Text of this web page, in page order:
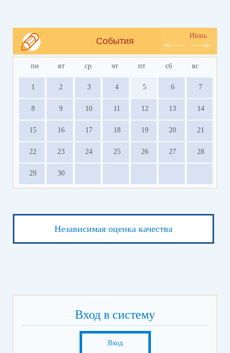
События
Июнь
пн вт ср чт пт сб вс
1 2 3 4 5 6 7
8 9 10 11 12 13 14
15 16 17 18 19 20 21
22 23 24 25 26 27 28
29 30
Независимая оценка качества
Вход в систему
Вход